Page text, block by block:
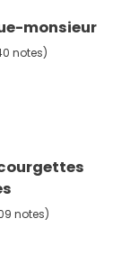
monsieur
notes)
notes)